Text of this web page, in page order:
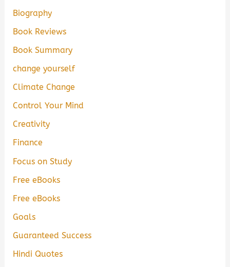
Biography
Book Reviews
Book Summary
change yourself
Climate Change
Control Your Mind
Creativity
Finance
Focus on Study
Free eBooks
Free eBooks
Goals
Guaranteed Success
Hindi Quotes